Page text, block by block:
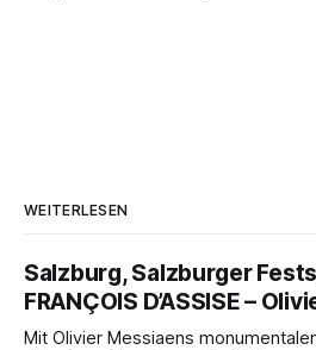
WEITERLESEN
Salzburg, Salzburger
FRANÇOIS D’ASSISE –
Mit Olivier Messiaens